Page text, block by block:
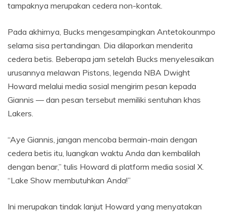
tampaknya merupakan cedera non-kontak.
Pada akhirnya, Bucks mengesampingkan Antetokounmpo
selama sisa pertandingan. Dia dilaporkan menderita
cedera betis. Beberapa jam setelah Bucks menyelesaikan
urusannya melawan Pistons, legenda NBA Dwight
Howard melalui media sosial mengirim pesan kepada
Giannis — dan pesan tersebut memiliki sentuhan khas
Lakers.
“Aye Giannis, jangan mencoba bermain-main dengan
cedera betis itu, luangkan waktu Anda dan kembalilah
dengan benar,” tulis Howard di platform media sosial X.
“Lake Show membutuhkan Anda!”
Ini merupakan tindak lanjut Howard yang menyatakan